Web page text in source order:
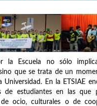
la Escuela no sólo
que se trata de un
Universidad. En la ETSIAE
de estudiantes en las que
ocio, culturales o de